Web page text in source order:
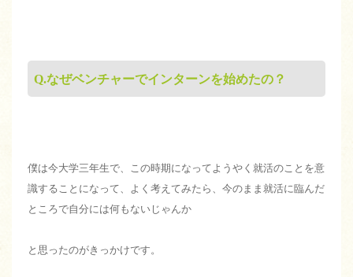
Q.なぜベンチャーでインターンを始めたの？
僕は今大学三年生で、この時期になってようやく就活のことを意
識することになって、よく考えてみたら、今のまま就活に臨んだ
ところで自分には何もないじゃんか
と思ったのがきっかけです。